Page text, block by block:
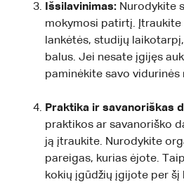
Išsilavinimas: Nurodykite
mokymosi patirtį. Įtraukite
lankėtės, studijų
balus. Jei nesate įgijęs
paminėkite savo vidurinės
Praktika ir savanoriškas
praktikos ar savanoriško
ją įtraukite. Nurodykite
pareigas, kurias ėjote.
kokių įgūdžių įgijote per šį